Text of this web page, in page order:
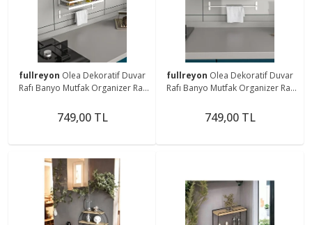
fullreyon Olea Dekoratif Duvar
Rafı Banyo Mutfak Organizer Raf
Rafı
749,00 TL
fullreyon Olea Dekoratif Duvar
Rafı Banyo Mutfak Organizer Raf
Rafı
749,00 TL